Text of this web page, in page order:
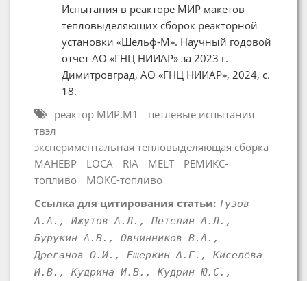
Испытания в реакторе МИР макетов
тепловыделяющих сборок реакторной
установки «Шельф-М». Научный годовой
отчет АО «ГНЦ НИИАР» за 2023 г.
Димитровград, АО «ГНЦ НИИАР», 2024, с.
18.
реактор МИР.М1
петлевые испытания
твэл
экспериментальная тепловыделяющая сборка
МАНЕВР
LOCA RIA MELT
РЕМИКС-
топливо
МОКС-топливо
Ссылка для цитирования статьи: Тузов
А.А., Ижутов А.Л., Петелин А.Л.,
Бурукин А.В., Овчинников В.А.,
Дреганов О.И., Ещеркин А.Г., Киселёва
И.В., Кудрина И.В., Кудрин Ю.С.,